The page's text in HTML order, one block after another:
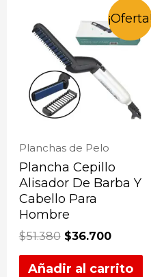
Planchas de Pelo
Plancha Cepillo
Alisador De Barba Y
Cabello Para
Hombre
$51.380 $36.700
Añadir al carrito